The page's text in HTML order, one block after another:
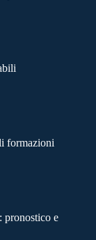
formazioni
pronostico e